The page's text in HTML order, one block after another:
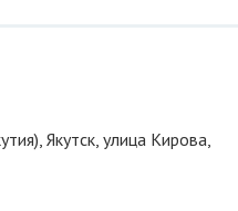
Якутск, улица Кирова,